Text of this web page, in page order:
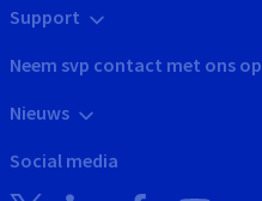
Support
Neem svp contact met ons op
Nieuws
Social media